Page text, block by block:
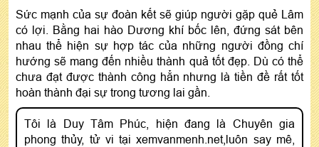
Sức mạnh của sự đoàn kết sẽ giúp người gặp quẻ Lâm
có lợi. Bằng hai hào Dương khí bốc lên, đứng sát bên
nhau thể hiện sự hợp tác của những người đồng chí
hướng sẽ mang đến nhiều thành quả tốt đẹp. Dù có thể
chưa đạt được thành công hẳn nhưng là tiền đề rất tốt
hoàn thành đại sự trong tương lai gần.
Tôi là Duy Tâm Phúc, hiện đang là Chuyên gia
phong thủy, tử vi tại xemvanmenh.net,luôn say mê,